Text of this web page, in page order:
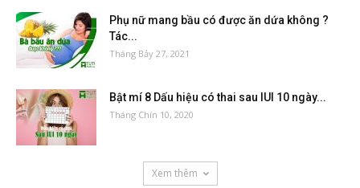
Phụ nữ mang bầu có được ăn dứa không ?
Tác...
Tháng Bảy 27, 2021
Bật mí 8 Dấu hiệu có thai sau IUI 10 ngày...
Tháng Chín 10, 2020
Xem thêm